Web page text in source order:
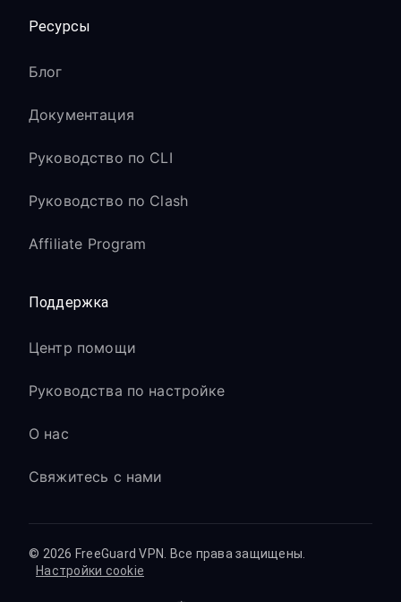
Ресурсы
Блог
Документация
Руководство по CLI
Руководство по Clash
Affiliate Program
Поддержка
Центр помощи
Руководства по настройке
О нас
Свяжитесь с нами
© 2026 FreeGuard VPN. Все права защищены.
Настройки cookie